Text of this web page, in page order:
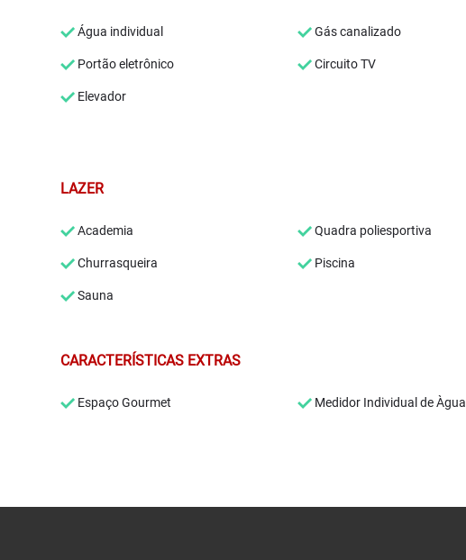
Água individual Gás canalizado
Portão eletrônico Circuito TV
Elevador
LAZER
Academia Quadra poliesportiva
Churrasqueira Piscina
Sauna
CARACTERÍSTICAS EXTRAS
Espaço Gourmet Medidor Individual de Àgua